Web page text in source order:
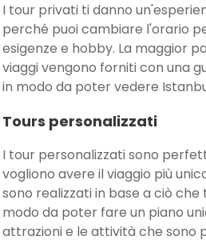
I tour privati ti danno
perché puoi cambiare l'orario
esigenze e hobby. La maggior
viaggi vengono forniti con una
in modo da poter vedere
Tours personalizzati
I tour personalizzati sono
vogliono avere il viaggio più
sono realizzati in base a ciò che
modo da poter fare un piano
attrazioni e le attività che sono